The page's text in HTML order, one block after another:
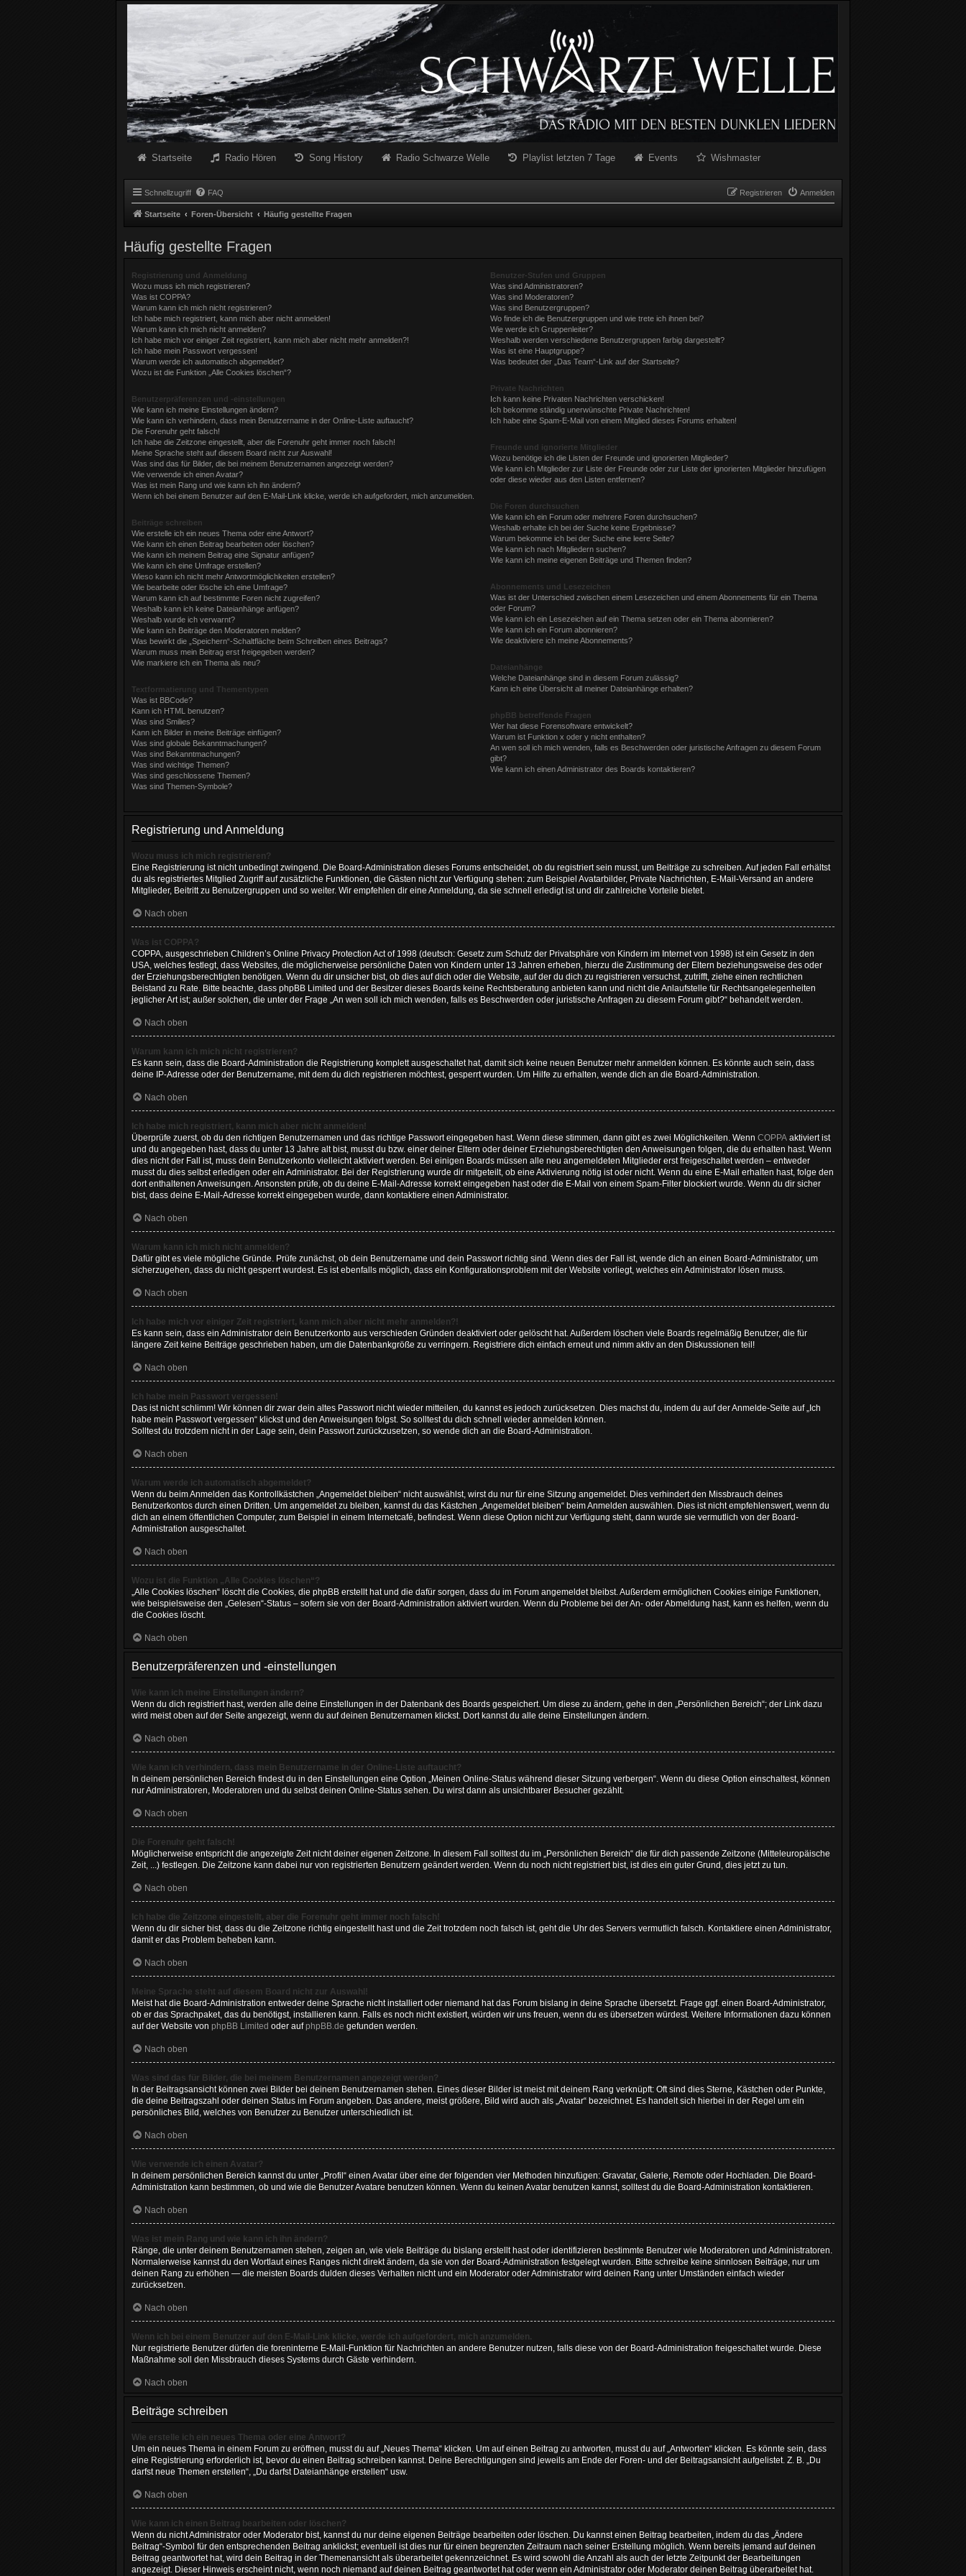
Radio Schwarze Welle Forum
Startseite Radio Hören Song History Radio Schwarze Welle Playlist letzten 7 Tage Events Wishmaster
Schnellzugriff FAQ Anmelden
Registrieren
Startseite Foren-Übersicht Häufig gestellte Fragen
Häufig gestellte Fragen
Registrierung und Anmeldung
Wozu muss ich mich registrieren?
Was ist COPPA?
Warum kann ich mich nicht registrieren?
Ich habe mich registriert, kann mich aber nicht anmelden!
Warum kann ich mich nicht anmelden?
Ich habe mich vor einiger Zeit registriert, kann mich aber nicht mehr anmelden?!
Ich habe mein Passwort vergessen!
Warum werde ich automatisch abgemeldet?
Wozu ist die Funktion „Alle Cookies löschen“?
Benutzerpräferenzen und -einstellungen
Wie kann ich meine Einstellungen ändern?
Wie kann ich verhindern, dass mein Benutzername in der Online-Liste auftaucht?
Die Forenuhr geht falsch!
Ich habe die Zeitzone eingestellt, aber die Forenuhr geht immer noch falsch!
Meine Sprache steht auf diesem Board nicht zur Auswahl!
Was sind das für Bilder, die bei meinem Benutzernamen angezeigt werden?
Wie verwende ich einen Avatar?
Was ist mein Rang und wie kann ich ihn ändern?
Wenn ich bei einem Benutzer auf den E-Mail-Link klicke, werde ich aufgefordert, mich anzumelden.
Beiträge schreiben
Wie erstelle ich ein neues Thema oder eine Antwort?
Wie kann ich einen Beitrag bearbeiten oder löschen?
Wie kann ich meinem Beitrag eine Signatur anfügen?
Wie kann ich eine Umfrage erstellen?
Wieso kann ich nicht mehr Antwortmöglichkeiten erstellen?
Wie bearbeite oder lösche ich eine Umfrage?
Warum kann ich auf bestimmte Foren nicht zugreifen?
Weshalb kann ich keine Dateianhänge anfügen?
Weshalb wurde ich verwarnt?
Wie kann ich Beiträge den Moderatoren melden?
Was bewirkt die „Speichern“-Schaltfläche beim Schreiben eines Beitrags?
Warum muss mein Beitrag erst freigegeben werden?
Wie markiere ich ein Thema als neu?
Textformatierung und Thementypen
Was ist BBCode?
Kann ich HTML benutzen?
Was sind Smilies?
Kann ich Bilder in meine Beiträge einfügen?
Was sind globale Bekanntmachungen?
Was sind Bekanntmachungen?
Was sind wichtige Themen?
Was sind geschlossene Themen?
Was sind Themen-Symbole?
Benutzer-Stufen und Gruppen
Was sind Administratoren?
Was sind Moderatoren?
Was sind Benutzergruppen?
Wo finde ich die Benutzergruppen und wie trete ich ihnen bei?
Wie werde ich Gruppenleiter?
Weshalb werden verschiedene Benutzergruppen farbig dargestellt?
Was ist eine Hauptgruppe?
Was bedeutet der „Das Team“-Link auf der Startseite?
Private Nachrichten
Ich kann keine Privaten Nachrichten verschicken!
Ich bekomme ständig unerwünschte Private Nachrichten!
Ich habe eine Spam-E-Mail von einem Mitglied dieses Forums erhalten!
Freunde und ignorierte Mitglieder
Wozu benötige ich die Listen der Freunde und ignorierten Mitglieder?
Wie kann ich Mitglieder zur Liste der Freunde oder zur Liste der ignorierten Mitglieder hinzufügen
oder diese wieder aus den Listen entfernen?
Die Foren durchsuchen
Wie kann ich ein Forum oder mehrere Foren durchsuchen?
Weshalb erhalte ich bei der Suche keine Ergebnisse?
Warum bekomme ich bei der Suche eine leere Seite?
Wie kann ich nach Mitgliedern suchen?
Wie kann ich meine eigenen Beiträge und Themen finden?
Abonnements und Lesezeichen
Was ist der Unterschied zwischen einem Lesezeichen und einem Abonnements für ein Thema
oder Forum?
Wie kann ich ein Lesezeichen auf ein Thema setzen oder ein Thema abonnieren?
Wie kann ich ein Forum abonnieren?
Wie deaktiviere ich meine Abonnements?
Dateianhänge
Welche Dateianhänge sind in diesem Forum zulässig?
Kann ich eine Übersicht all meiner Dateianhänge erhalten?
phpBB betreffende Fragen
Wer hat diese Forensoftware entwickelt?
Warum ist Funktion x oder y nicht enthalten?
An wen soll ich mich wenden, falls es Beschwerden oder juristische Anfragen zu diesem Forum
gibt?
Wie kann ich einen Administrator des Boards kontaktieren?
Registrierung und Anmeldung
Wozu muss ich mich registrieren?
Eine Registrierung ist nicht unbedingt zwingend. Die Board-Administration dieses Forums entscheidet, ob du registriert sein musst, um Beiträge zu schreiben. Auf jeden Fall erhältst
du als registriertes Mitglied Zugriff auf zusätzliche Funktionen, die Gästen nicht zur Verfügung stehen: zum Beispiel Avatarbilder, Private Nachrichten, E-Mail-Versand an andere
Mitglieder, Beitritt zu Benutzergruppen und so weiter. Wir empfehlen dir eine Anmeldung, da sie schnell erledigt ist und dir zahlreiche Vorteile bietet.
Nach oben
Was ist COPPA?
COPPA, ausgeschrieben Children’s Online Privacy Protection Act of 1998 (deutsch: Gesetz zum Schutz der Privatsphäre von Kindern im Internet von 1998) ist ein Gesetz in den
USA, welches festlegt, dass Websites, die möglicherweise persönliche Daten von Kindern unter 13 Jahren erheben, hierzu die Zustimmung der Eltern beziehungsweise des oder
der Erziehungsberechtigten benötigen. Wenn du dir unsicher bist, ob dies auf dich oder die Website, auf der du dich zu registrieren versuchst, zutrifft, ziehe einen rechtlichen
Beistand zu Rate. Bitte beachte, dass phpBB Limited und der Besitzer dieses Boards keine Rechtsberatung anbieten kann und nicht die Anlaufstelle für Rechtsangelegenheiten
jeglicher Art ist; außer solchen, die unter der Frage „An wen soll ich mich wenden, falls es Beschwerden oder juristische Anfragen zu diesem Forum gibt?“ behandelt werden.
Nach oben
Warum kann ich mich nicht registrieren?
Es kann sein, dass die Board-Administration die Registrierung komplett ausgeschaltet hat, damit sich keine neuen Benutzer mehr anmelden können. Es könnte auch sein, dass
deine IP-Adresse oder der Benutzername, mit dem du dich registrieren möchtest, gesperrt wurden. Um Hilfe zu erhalten, wende dich an die Board-Administration.
Nach oben
Ich habe mich registriert, kann mich aber nicht anmelden!
Überprüfe zuerst, ob du den richtigen Benutzernamen und das richtige Passwort eingegeben hast. Wenn diese stimmen, dann gibt es zwei Möglichkeiten. Wenn COPPA aktiviert ist
und du angegeben hast, dass du unter 13 Jahre alt bist, musst du bzw. einer deiner Eltern oder deiner Erziehungsberechtigten den Anweisungen folgen, die du erhalten hast. Wenn
dies nicht der Fall ist, muss dein Benutzerkonto vielleicht aktiviert werden. Bei einigen Boards müssen alle neu angemeldeten Mitglieder erst freigeschaltet werden – entweder
musst du dies selbst erledigen oder ein Administrator. Bei der Registrierung wurde dir mitgeteilt, ob eine Aktivierung nötig ist oder nicht. Wenn du eine E-Mail erhalten hast, folge den
dort enthaltenen Anweisungen. Ansonsten prüfe, ob du deine E-Mail-Adresse korrekt eingegeben hast oder die E-Mail von einem Spam-Filter blockiert wurde. Wenn du dir sicher
bist, dass deine E-Mail-Adresse korrekt eingegeben wurde, dann kontaktiere einen Administrator.
Nach oben
Warum kann ich mich nicht anmelden?
Dafür gibt es viele mögliche Gründe. Prüfe zunächst, ob dein Benutzername und dein Passwort richtig sind. Wenn dies der Fall ist, wende dich an einen Board-Administrator, um
sicherzugehen, dass du nicht gesperrt wurdest. Es ist ebenfalls möglich, dass ein Konfigurationsproblem mit der Website vorliegt, welches ein Administrator lösen muss.
Nach oben
Ich habe mich vor einiger Zeit registriert, kann mich aber nicht mehr anmelden?!
Es kann sein, dass ein Administrator dein Benutzerkonto aus verschieden Gründen deaktiviert oder gelöscht hat. Außerdem löschen viele Boards regelmäßig Benutzer, die für
längere Zeit keine Beiträge geschrieben haben, um die Datenbankgröße zu verringern. Registriere dich einfach erneut und nimm aktiv an den Diskussionen teil!
Nach oben
Ich habe mein Passwort vergessen!
Das ist nicht schlimm! Wir können dir zwar dein altes Passwort nicht wieder mitteilen, du kannst es jedoch zurücksetzen. Dies machst du, indem du auf der Anmelde-Seite auf „Ich
habe mein Passwort vergessen“ klickst und den Anweisungen folgst. So solltest du dich schnell wieder anmelden können.
Solltest du trotzdem nicht in der Lage sein, dein Passwort zurückzusetzen, so wende dich an die Board-Administration.
Nach oben
Warum werde ich automatisch abgemeldet?
Wenn du beim Anmelden das Kontrollkästchen „Angemeldet bleiben“ nicht auswählst, wirst du nur für eine Sitzung angemeldet. Dies verhindert den Missbrauch deines
Benutzerkontos durch einen Dritten. Um angemeldet zu bleiben, kannst du das Kästchen „Angemeldet bleiben“ beim Anmelden auswählen. Dies ist nicht empfehlenswert, wenn du
dich an einem öffentlichen Computer, zum Beispiel in einem Internetcafé, befindest. Wenn diese Option nicht zur Verfügung steht, dann wurde sie vermutlich von der Board-
Administration ausgeschaltet.
Nach oben
Wozu ist die Funktion „Alle Cookies löschen“?
„Alle Cookies löschen“ löscht die Cookies, die phpBB erstellt hat und die dafür sorgen, dass du im Forum angemeldet bleibst. Außerdem ermöglichen Cookies einige Funktionen,
wie beispielsweise den „Gelesen“-Status – sofern sie von der Board-Administration aktiviert wurden. Wenn du Probleme bei der An- oder Abmeldung hast, kann es helfen, wenn du
die Cookies löscht.
Nach oben
Benutzerpräferenzen und -einstellungen
Wie kann ich meine Einstellungen ändern?
Wenn du dich registriert hast, werden alle deine Einstellungen in der Datenbank des Boards gespeichert. Um diese zu ändern, gehe in den „Persönlichen Bereich“; der Link dazu
wird meist oben auf der Seite angezeigt, wenn du auf deinen Benutzernamen klickst. Dort kannst du alle deine Einstellungen ändern.
Nach oben
Wie kann ich verhindern, dass mein Benutzername in der Online-Liste auftaucht?
In deinem persönlichen Bereich findest du in den Einstellungen eine Option „Meinen Online-Status während dieser Sitzung verbergen“. Wenn du diese Option einschaltest, können
nur Administratoren, Moderatoren und du selbst deinen Online-Status sehen. Du wirst dann als unsichtbarer Besucher gezählt.
Nach oben
Die Forenuhr geht falsch!
Möglicherweise entspricht die angezeigte Zeit nicht deiner eigenen Zeitzone. In diesem Fall solltest du im „Persönlichen Bereich“ die für dich passende Zeitzone (Mitteleuropäische
Zeit, ...) festlegen. Die Zeitzone kann dabei nur von registrierten Benutzern geändert werden. Wenn du noch nicht registriert bist, ist dies ein guter Grund, dies jetzt zu tun.
Nach oben
Ich habe die Zeitzone eingestellt, aber die Forenuhr geht immer noch falsch!
Wenn du dir sicher bist, dass du die Zeitzone richtig eingestellt hast und die Zeit trotzdem noch falsch ist, geht die Uhr des Servers vermutlich falsch. Kontaktiere einen Administrator,
damit er das Problem beheben kann.
Nach oben
Meine Sprache steht auf diesem Board nicht zur Auswahl!
Meist hat die Board-Administration entweder deine Sprache nicht installiert oder niemand hat das Forum bislang in deine Sprache übersetzt. Frage ggf. einen Board-Administrator,
ob er das Sprachpaket, das du benötigst, installieren kann. Falls es noch nicht existiert, würden wir uns freuen, wenn du es übersetzen würdest. Weitere Informationen dazu können
auf der Website von phpBB Limited oder aufphpBB.de gefunden werden.
Nach oben
Was sind das für Bilder, die bei meinem Benutzernamen angezeigt werden?
In der Beitragsansicht können zwei Bilder bei deinem Benutzernamen stehen. Eines dieser Bilder ist meist mit deinem Rang verknüpft: Oft sind dies Sterne, Kästchen oder Punkte,
die deine Beitragszahl oder deinen Status im Forum angeben. Das andere, meist größere, Bild wird auch als „Avatar“ bezeichnet. Es handelt sich hierbei in der Regel um ein
persönliches Bild, welches von Benutzer zu Benutzer unterschiedlich ist.
Nach oben
Wie verwende ich einen Avatar?
In deinem persönlichen Bereich kannst du unter „Profil“ einen Avatar über eine der folgenden vier Methoden hinzufügen: Gravatar, Galerie, Remote oder Hochladen. Die Board-
Administration kann bestimmen, ob und wie die Benutzer Avatare benutzen können. Wenn du keinen Avatar benutzen kannst, solltest du die Board-Administration kontaktieren.
Nach oben
Was ist mein Rang und wie kann ich ihn ändern?
Ränge, die unter deinem Benutzernamen stehen, zeigen an, wie viele Beiträge du bislang erstellt hast oder identifizieren bestimmte Benutzer wie Moderatoren und Administratoren.
Normalerweise kannst du den Wortlaut eines Ranges nicht direkt ändern, da sie von der Board-Administration festgelegt wurden. Bitte schreibe keine sinnlosen Beiträge, nur um
deinen Rang zu erhöhen — die meisten Boards dulden dieses Verhalten nicht und ein Moderator oder Administrator wird deinen Rang unter Umständen einfach wieder
zurücksetzen.
Nach oben
Wenn ich bei einem Benutzer auf den E-Mail-Link klicke, werde ich aufgefordert, mich anzumelden.
Nur registrierte Benutzer dürfen die foreninterne E-Mail-Funktion für Nachrichten an andere Benutzer nutzen, falls diese von der Board-Administration freigeschaltet wurde. Diese
Maßnahme soll den Missbrauch dieses Systems durch Gäste verhindern.
Nach oben
Beiträge schreiben
Wie erstelle ich ein neues Thema oder eine Antwort?
Um ein neues Thema in einem Forum zu eröffnen, musst du auf „Neues Thema“ klicken. Um auf einen Beitrag zu antworten, musst du auf „Antworten“ klicken. Es könnte sein, dass
eine Registrierung erforderlich ist, bevor du einen Beitrag schreiben kannst. Deine Berechtigungen sind jeweils am Ende der Foren- und der Beitragsansicht aufgelistet. Z. B. „Du
darfst neue Themen erstellen“, „Du darfst Dateianhänge erstellen“ usw.
Nach oben
Wie kann ich einen Beitrag bearbeiten oder löschen?
Wenn du nicht Administrator oder Moderator bist, kannst du nur deine eigenen Beiträge bearbeiten oder löschen. Du kannst einen Beitrag bearbeiten, indem du das „Ändere
Beitrag“-Symbol für den entsprechenden Beitrag anklickst; eventuell ist dies nur für einen begrenzten Zeitraum nach seiner Erstellung möglich. Wenn bereits jemand auf deinen
Beitrag geantwortet hat, wird dein Beitrag in der Themenansicht als überarbeitet gekennzeichnet. Es wird sowohl die Anzahl als auch der letzte Zeitpunkt der Bearbeitungen
angezeigt. Dieser Hinweis erscheint nicht, wenn noch niemand auf deinen Beitrag geantwortet hat oder wenn ein Administrator oder Moderator deinen Beitrag überarbeitet hat.